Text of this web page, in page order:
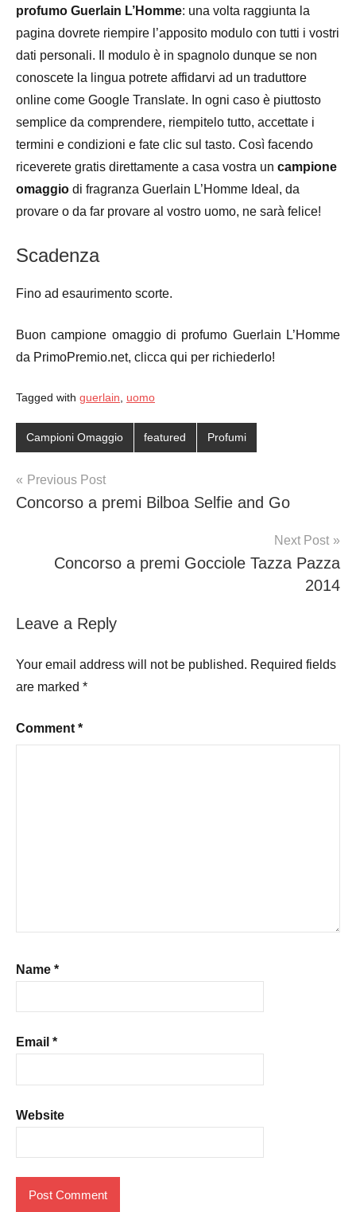
profumo Guerlain L’Homme: una volta raggiunta la
pagina dovrete riempire l’apposito modulo con tutti i vostri
dati personali. Il modulo è in spagnolo dunque se non
conoscete la lingua potrete affidarvi ad un traduttore
online come Google Translate. In ogni caso è piuttosto
semplice da comprendere, riempitelo tutto, accettate i
termini e condizioni e fate clic sul tasto. Così facendo
riceverete gratis direttamente a casa vostra un campione
omaggio di fragranza Guerlain L’Homme Ideal, da
provare o da far provare al vostro uomo, ne sarà felice!
Scadenza
Fino ad esaurimento scorte.
Buon campione omaggio di profumo Guerlain L’Homme
da PrimoPremio.net, clicca qui per richiederlo!
Tagged with guerlain uomo
Campioni Omaggio featured Profumi
Post
navigation
Previous Post
Concorso a premi Bilboa Selfie and Go
Next Post
Concorso a premi Gocciole Tazza Pazza
2014
Leave a Reply
Your email address will not be published. Required fields
are marked *
Comment *
Name *
Email *
Website